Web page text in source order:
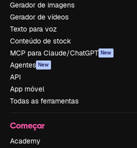
Gerador de imagens
Gerador de vídeos
Texto para voz
Conteúdo de stock
MCP para Claude/ChatGPT New
Agentes New
API
App móvel
Todas as ferramentas
Começar
Academy